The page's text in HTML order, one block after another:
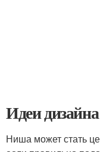
Идеи
Ниша может стать